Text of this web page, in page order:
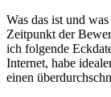
Was das ist und
Zeitpunkt der
ich folgende
Internet, habe
einen